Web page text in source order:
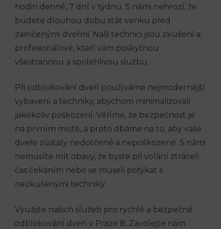
hodin denně, 7 dní v týdnu. S námi nehrozí, že
budete dlouhou dobu stát venku před
zamčenými dveřmi. Naši technici jsou zkušení a
profesionálové, kteří vám poskytnou
všestrannou a spolehlivou službu.
Při odblokování dveří používáme nejmodernější
vybavení a techniky, abychom minimalizovali
jakékoliv poškození. Věříme, že bezpečnost je
na prvním místě, a proto dbáme na to, aby vaše
dveře zůstaly nedotčené a nepoškozené. S námi
nemusíte mít obavy, že byste při volání ztráceli
čas čekáním nebo se museli potýkat s
nezkušenými techniky.
Využijte našich služeb pro rychlé a bezpečné
odblokování dveří v Praze 8. Zavolejte nám